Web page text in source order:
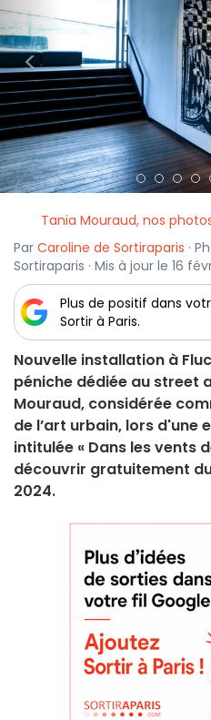
<
Tania Mouraud, nos
Par Caroline de Sortiraparis ·
Sortiraparis · Mis à jour le 16
Plus de positif dans
Sortir à Paris.
Nouvelle installation à
péniche dédiée au street
Mouraud, considérée
de l’art urbain, lors d'une
intitulée « Dans les vents
découvrir gratuitement
2024.